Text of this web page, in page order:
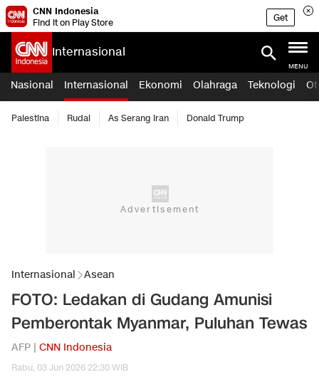
CNN Indonesia
Find it on Play Store
Get
Internasional
MENU
Nasional Internasional Ekonomi Olahraga Teknologi
Palestina Rudal As Serang Iran Donald Trump
Internasional Asean
FOTO: Ledakan di Gudang Amunisi
Pemberontak Myanmar, Puluhan Tewas
AFP | CNN Indonesia
Rabu, 03 Jun 2026 22:30 WIB